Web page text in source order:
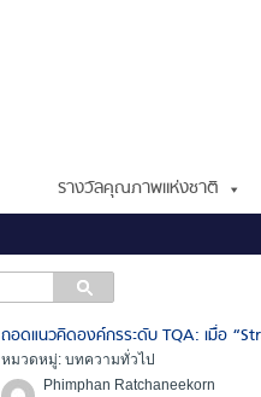
รางวัลคุณภาพแห่งชาติ
ถอดแนวคิดองค์กรระดับ TQA: เมื่อ
หมวดหมู่: บทความทั่วไป
Phimphan Ratchaneekorn